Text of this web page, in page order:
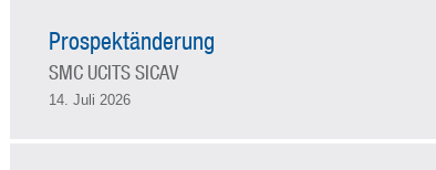
Prospektänderung
SMC UCITS SICAV
14. Juli 2026